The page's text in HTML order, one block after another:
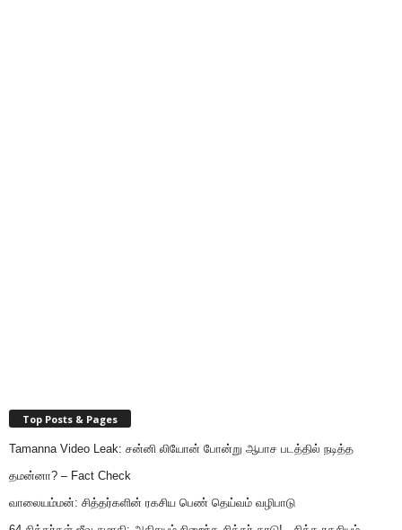
Top Posts & Pages
Tamanna Video Leak: சன்னி லியோன் போன்று ஆபாச படத்தில் நடித்த
தமன்னா? – Fact Check
வாலையம்மன்: சித்தர்களின் ரகசிய பெண் தெய்வம் வழிபாடு